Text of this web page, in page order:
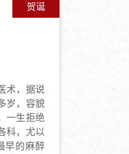
贺诞
术，据说
岁，容貌
一生拒绝
科，尤以
早的麻醉